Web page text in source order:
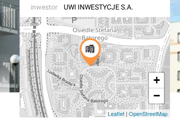
inwestor
UWI INWESTYCJE S.A.
+
−
Leaflet | OpenStreetMap